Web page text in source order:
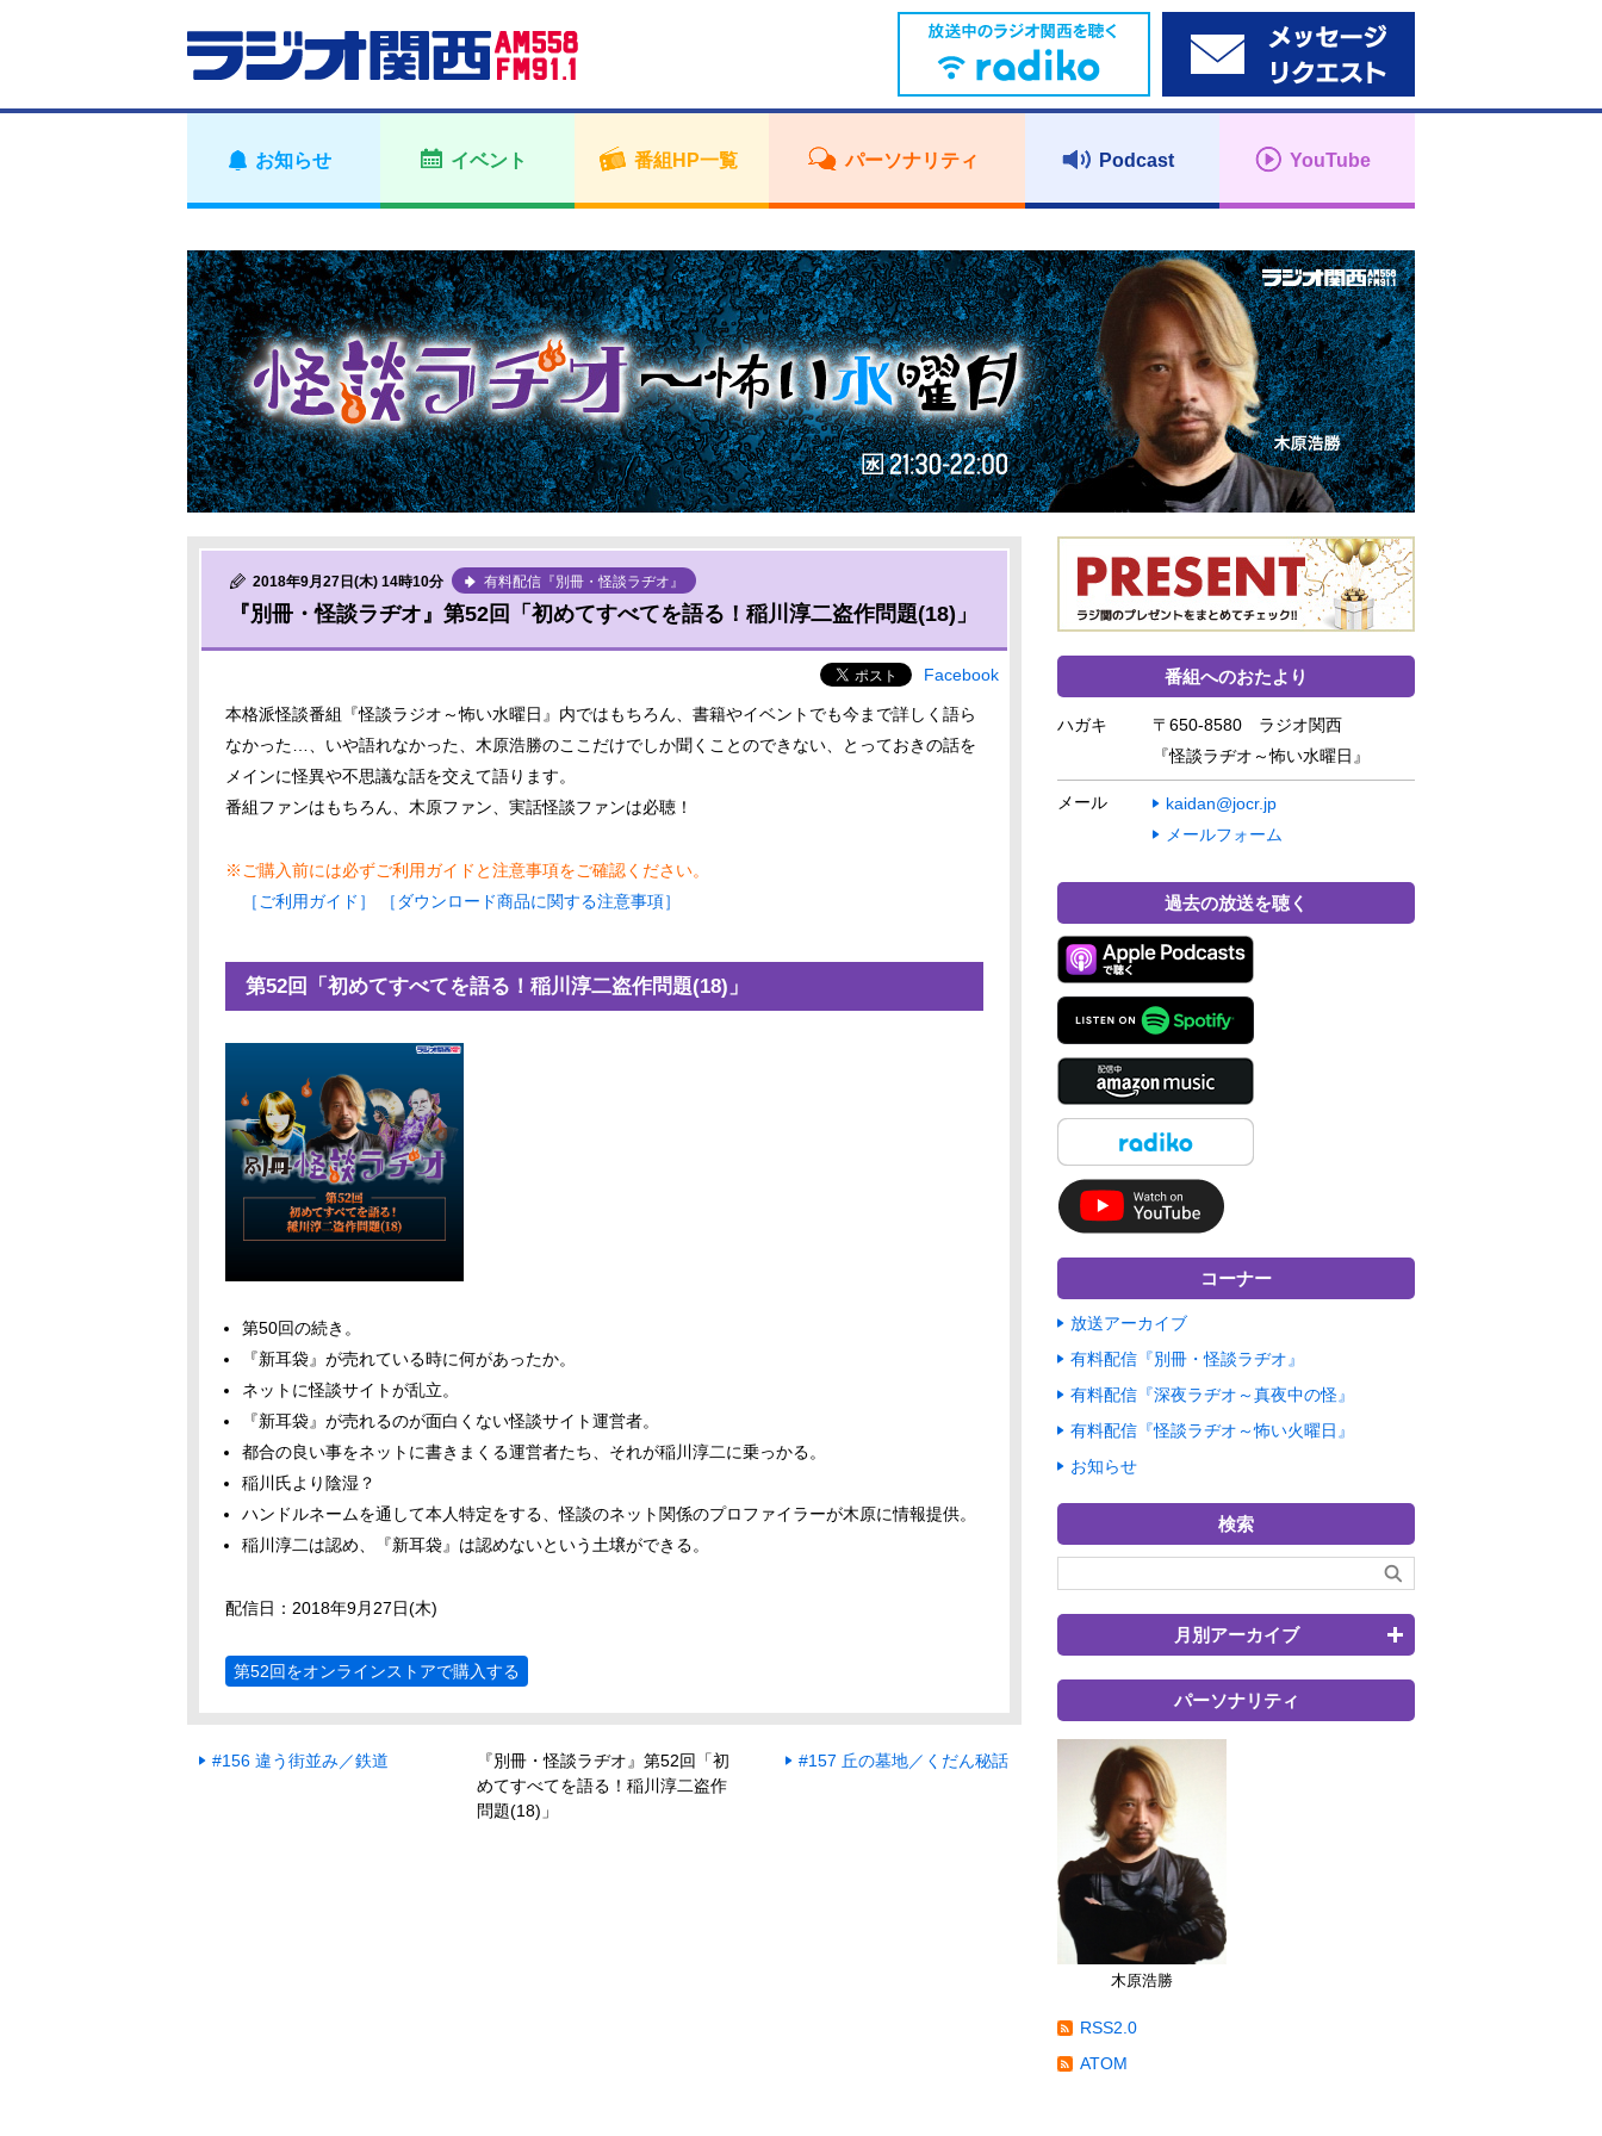
お知らせ イベント 番組HP一覧 パーソナリティ Podcast YouTube
2018年9月27日(木) 14時10分 有料配信『別冊・怪談ラヂオ』
『別冊・怪談ラヂオ』第52回「初めてすべてを語る！稲川淳二盗作問題(18)」
Facebook
本格派怪談番組『怪談ラジオ～怖い水曜日』内ではもちろん、書籍やイベントでも今まで詳しく語ら
なかった…、いや語れなかった、木原浩勝のここだけでしか聞くことのできない、とっておきの話を
メインに怪異や不思議な話を交えて語ります。
番組ファンはもちろん、木原ファン、実話怪談ファンは必聴！
※ご購入前には必ずご利用ガイドと注意事項をご確認ください。
［ご利用ガイド］
［ダウンロード商品に関する注意事項］
第52回「初めてすべてを語る！稲川淳二盗作問題(18)」
第50回の続き。
『新耳袋』が売れている時に何があったか。
ネットに怪談サイトが乱立。
『新耳袋』が売れるのが面白くない怪談サイト運営者。
都合の良い事をネットに書きまくる運営者たち、それが稲川淳二に乗っかる。
稲川氏より陰湿？
ハンドルネームを通して本人特定をする、怪談のネット関係のプロファイラーが木原に情報提供。
稲川淳二は認め、『新耳袋』は認めないという土壌ができる。
配信日：2018年9月27日(木)
第52回をオンラインストアで購入する
#156 違う街並み／鉄道
『別冊・怪談ラヂオ』第52回「初
めてすべてを語る！稲川淳二盗作
問題(18)」
#157 丘の墓地／くだん秘話
番組へのおたより
ハガキ
〒650-8580 ラジオ関西
『怪談ラヂオ～怖い水曜日』
メール
kaidan@jocr.jp
メールフォーム
過去の放送を聴く
コーナー
放送アーカイブ
有料配信『別冊・怪談ラヂオ』
有料配信『深夜ラヂオ～真夜中の怪』
有料配信『怪談ラヂオ～怖い火曜日』
お知らせ
検索
月別アーカイブ
パーソナリティ
木原浩勝
RSS2.0
ATOM